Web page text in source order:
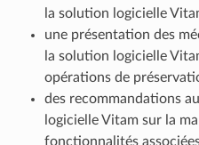
la solution logicielle
une présentation des
la solution logicielle
opérations de
des recommandations
logicielle Vitam sur la
fonctionnalités